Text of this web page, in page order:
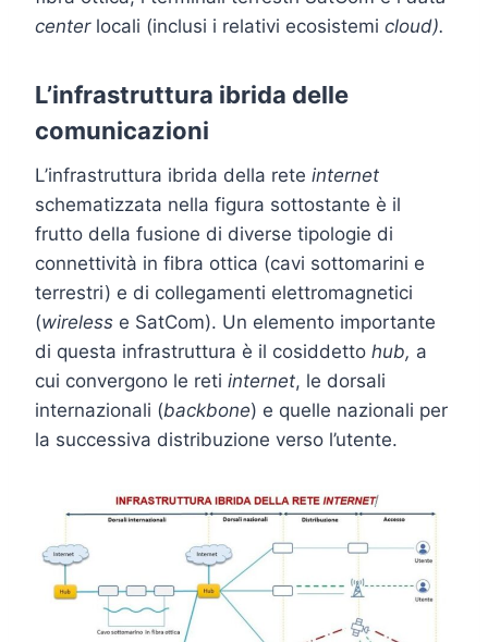
center locali (inclusi i relativi ecosistemi cloud).
L’infrastruttura ibrida delle
comunicazioni
L’infrastruttura ibrida della rete internet
schematizzata nella figura sottostante è il
frutto della fusione di diverse tipologie di
connettività in fibra ottica (cavi sottomarini e
terrestri) e di collegamenti elettromagnetici
(wireless e SatCom). Un elemento importante
di questa infrastruttura è il cosiddetto hub, a
cui convergono le reti internet, le dorsali
internazionali (backbone) e quelle nazionali per
la successiva distribuzione verso l’utente.